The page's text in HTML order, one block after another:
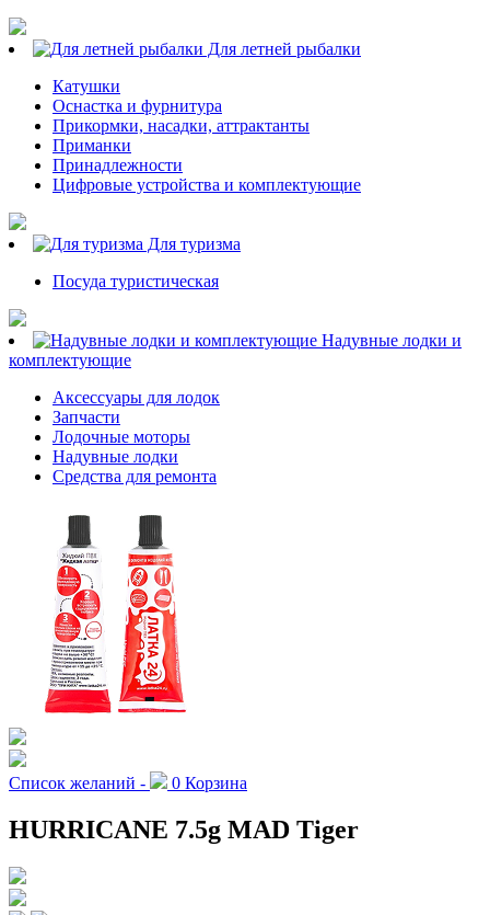
Для летней рыбалки
Катушки
Оснастка и фурнитура
Прикормки, насадки, аттрактанты
Приманки
Принадлежности
Цифровые устройства и комплектующие
Для туризма
Посуда туристическая
Надувные лодки и
комплектующие
Аксессуары для лодок
Запчасти
Лодочные моторы
Надувные лодки
Средства для ремонта
Список желаний - 0 Корзина
HURRICANE 7.5g MAD Tiger